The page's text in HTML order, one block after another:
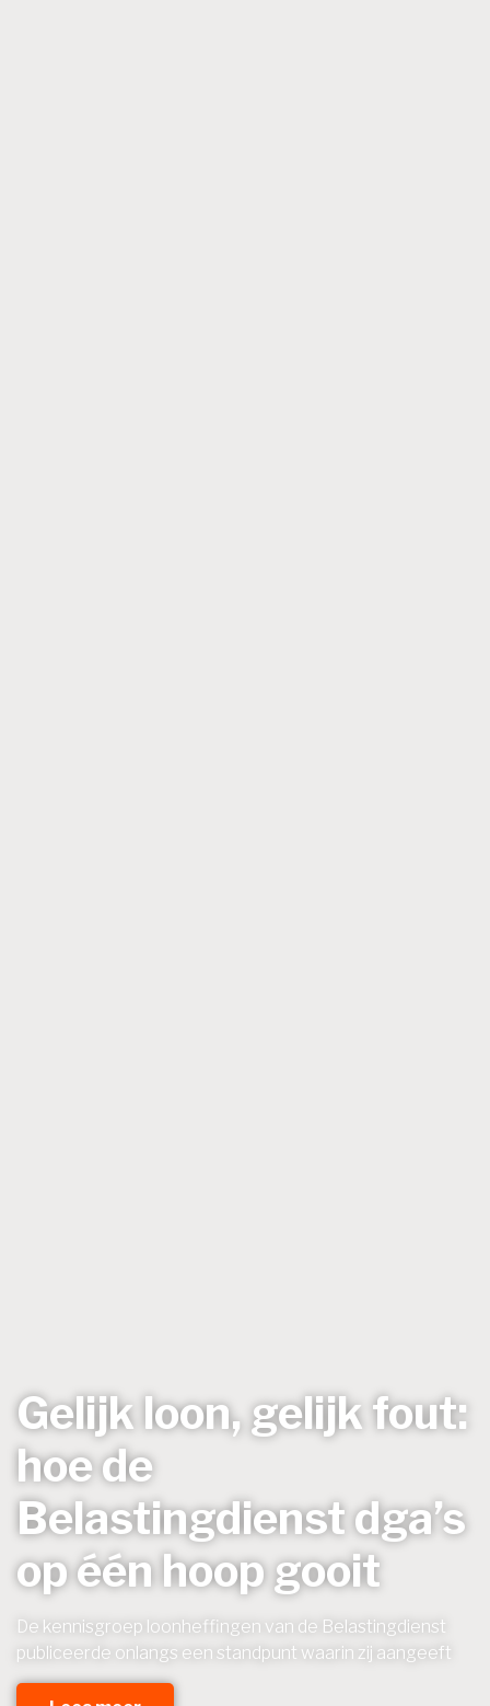
Gelijk loon, gelijk fout:
hoe de
Belastingdienst dga’s
op één hoop gooit
De kennisgroep loonheffingen van de Belastingdienst
publiceerde onlangs een standpunt waarin zij aangeeft